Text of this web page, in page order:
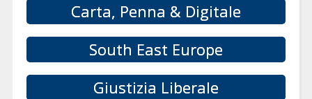
Carta, Penna & Digitale
South East Europe
Giustizia Liberale